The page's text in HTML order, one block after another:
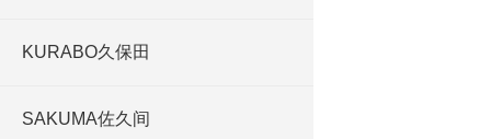
KURABO久保田
SAKUMA佐久间